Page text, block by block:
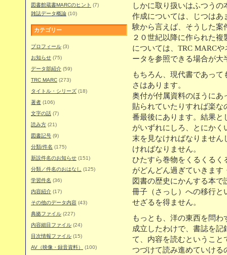
図書館蔵書MARCのヒント (7)
雑誌データ概論 (10)
カテゴリー
プロフィール (3)
お知らせ (75)
データ部紹介 (59)
TRC MARC (273)
タイトル・シリーズ (18)
著者 (106)
文字の話 (7)
読み方 (21)
図書記号 (9)
分類/件名 (175)
新設件名のお知らせ (151)
分類／件名のおはなし
(125)
学習件名 (36)
内容紹介 (17)
その他のデータ内容 (43)
典拠ファイル (227)
内容細目ファイル (24)
目次情報ファイル (15)
AV（映像・録音資料）
(100)
しかに取り扱いはふつう
作成については、じつはあ
験から言えば、そうした案
２０世紀以降に作られた
については、TRC MARC
ータを参照できる場合が大
もちろん、現代書であっ
さはあります。
奥付が付属資料のほうにあ
貼られていたりすれば楽
番最後にあります。結果と
がいずれにしろ、とにか
末を見なければなりませ
ければなりません。
ひたすら巻物をくるくるく
がどんどん過ぎていきます
図書の歴史にかんする本
冊子（さっし）への移行と
せざるを得ません。
もっとも、洋の東西を問
成立したわけで、書誌を
て、内容を読むということ
つづけて読み進めていける